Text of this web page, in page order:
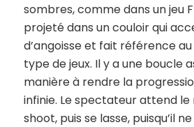
sombres, comme dans un jeu
projeté dans un couloir qui
d’angoisse et fait référence
type de jeux. Il y a une boucle
manière à rendre la
infinie. Le spectateur attend
shoot, puis se lasse, puisqu’il